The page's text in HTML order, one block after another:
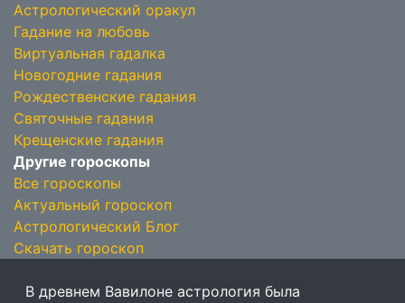
Астрологический оракул
Гадание на любовь
Виртуальная гадалка
Новогодние гадания
Рождественские гадания
Святочные гадания
Крещенские гадания
Другие гороскопы
Все гороскопы
Актуальный гороскоп
Астрологический Блог
Скачать гороскоп
В древнем Вавилоне астрология была